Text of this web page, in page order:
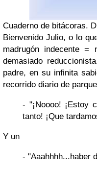
Cuaderno de bitácoras.
Bienvenido Julio, o lo
madrugón indecente =
demasiado
padre, en su infinita
recorrido diario de
- "¡Noooo! ¡Estoy
tanto! ¡Que
Y un
- "Aaahhhh...haber